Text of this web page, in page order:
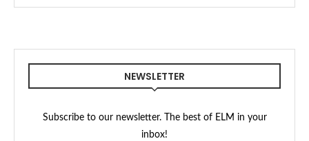
NEWSLETTER
Subscribe to our newsletter. The best of ELM in your
inbox!